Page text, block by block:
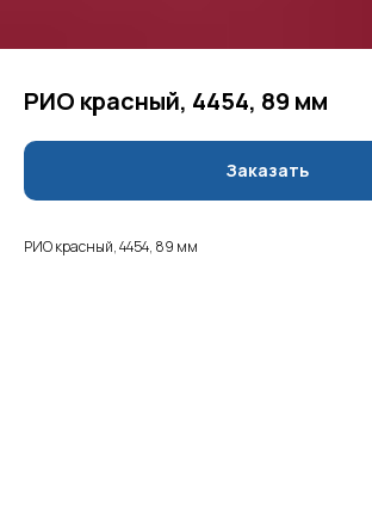
РИО красный, 4454, 89 мм
Заказать
РИО красный, 4454, 89 мм